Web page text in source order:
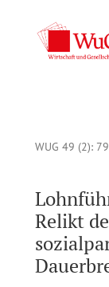
WUG 49 (2):
Relikt